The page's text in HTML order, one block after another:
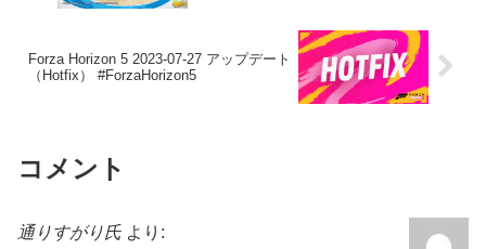
Forza Horizon 5 2023-07-27 アップデート
（Hotfix） #ForzaHorizon5
コメント
通りすがり氏 より: